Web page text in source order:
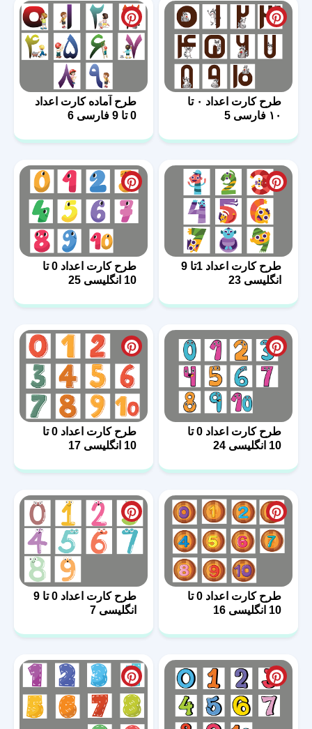
طرح کارت اعداد ۰ تا
۱۰ فارسی 5
طرح آماده کارت اعداد
0 تا 9 فارسی 6
طرح کارت اعداد 1تا 9
انگلیسی 23
طرح کارت اعداد 0 تا
10 انگلیسی 25
طرح کارت اعداد 0 تا
10 انگلیسی 24
طرح کارت اعداد 0 تا
10 انگلیسی 17
طرح کارت اعداد 0 تا
10 انگلیسی 16
طرح کارت اعداد 0 تا 9
انگلیسی 7